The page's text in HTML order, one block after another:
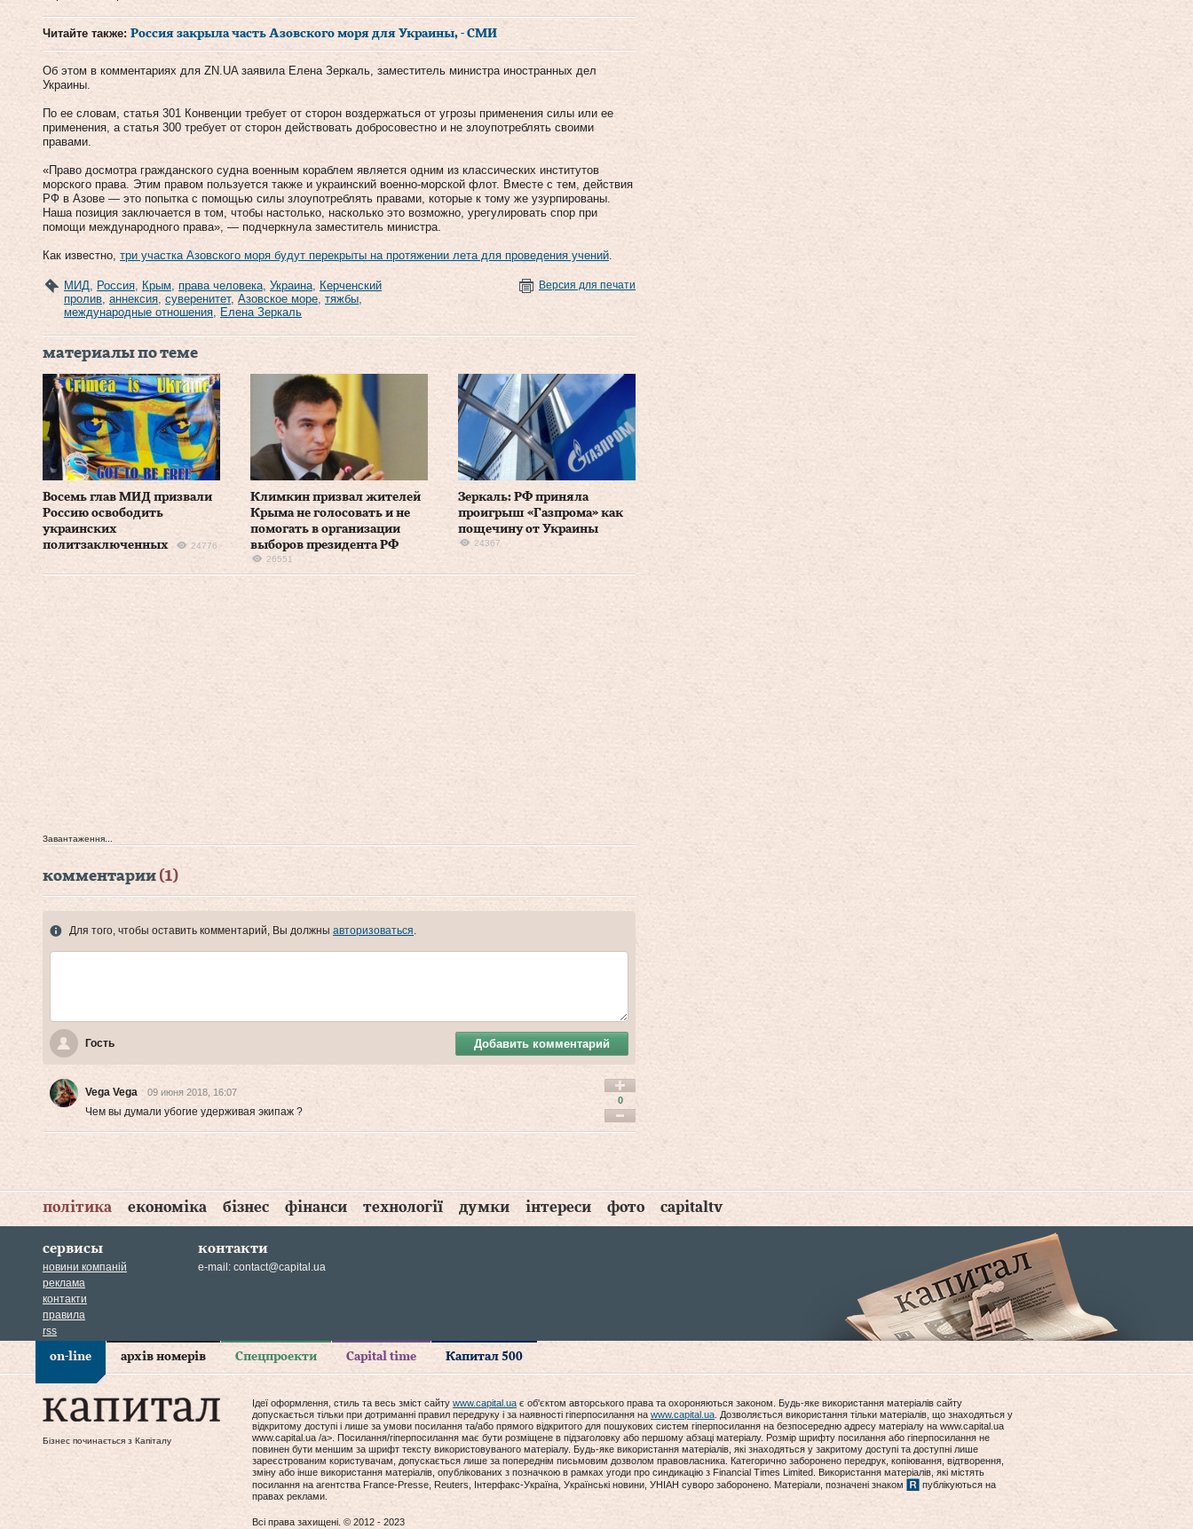
Читайте также: Россия закрыла часть Азовского моря для Украины, - СМИ
Об этом в комментариях для ZN.UA заявила Елена Зеркаль, заместитель министра иностранных дел
Украины.
По ее словам, статья 301 Конвенции требует от сторон воздержаться от угрозы применения силы или ее
применения, а статья 300 требует от сторон действовать добросовестно и не злоупотреблять своими
правами.
«Право досмотра гражданского судна военным кораблем является одним из классических институтов
морского права. Этим правом пользуется также и украинский военно-морской флот. Вместе с тем, действия
РФ в Азове — это попытка с помощью силы злоупотреблять правами, которые к тому же узурпированы.
Наша позиция заключается в том, чтобы настолько, насколько это возможно, урегулировать спор при
помощи международного права», — подчеркнула заместитель министра.
Как известно, три участка Азовского моря будут перекрыты на протяжении лета для проведения учений
МИД Россия Крым права человека Украина
Керченский
пролив аннексия суверенитет, Азовское море тяжбы
международные отношения
Елена Зеркаль
Версия для печати
материалы по теме
Восемь глав МИД призвали
Россию освободить
украинских
политзаключенных
24776
Климкин призвал жителей
Крыма не голосовать и не
помогать в организации
выборов президента РФ
26551
Зеркаль: РФ приняла
проигрыш «Газпрома» как
пощечину от Украины
24367
Завантаження...
комментарии (1)
Для того, чтобы оставить комментарий, Вы должны авторизоваться
Гость Добавить комментарий
Vega Vega 09 июня 2018, 16:07
Чем вы думали убогие удерживая экипаж ?
0
політика економіка бізнес фінанси технології думки інтереси фото capitaltv
сервисы
новини компаній
реклама
контакти
правила
rss
контакти
e-mail: contact@capital.ua
on-line архів номерів Спецпроекти Capital time Капитал 500
Бізнес починається з Капіталу
Ідеї оформлення, стиль та весь зміст сайту www.capital.ua є об'єктом авторського права та охороняються законом. Будь-яке використання матеріалів сайту
допускається тільки при дотриманні правил передруку і за наявності гіперпосилання на www.capital.ua . Дозволяється використання тільки матеріалів, що знаходяться у
відкритому доступі і лише за умови посилання та/або прямого відкритого для пошукових систем гіперпосилання на безпосередню адресу матеріалу на www.capital.ua
www.capital.ua /a>. Посилання/гіперпосилання має бути розміщене в підзаголовку або першому абзаці матеріалу. Розмір шрифту посилання або гіперпосилання не
повинен бути меншим за шрифт тексту використовуваного матеріалу. Будь-яке використання матеріалів, які знаходяться у закритому доступі та доступні лише
зареєстрованим користувачам, допускається лише за попереднім письмовим дозволом правовласника. Категорично заборонено передрук, копіювання, відтворення,
зміну або інше використання матеріалів, опублікованих з позначкою в рамках угоди про синдикацію з Financial Times Limited. Використання матеріалів, які містять
посилання на агентства France-Presse, Reuters, Інтерфакс-Україна, Українські новини, УНІАН суворо заборонено. Матеріали, позначені знаком
публікуються на
правах реклами.
Всі права захищені. © 2012 - 2023